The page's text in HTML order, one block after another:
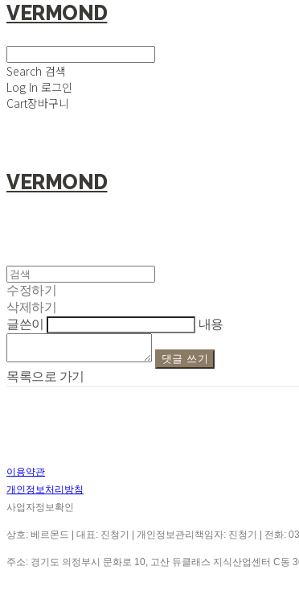
VERMOND
Search 검색
Log In 로그인
Cart장바구니
VERMOND
수정하기
삭제하기
글쓴이
내용
댓글 쓰기
목록으로 가기
이용약관
개인정보처리방침
사업자정보확인
상호: 베르몬드 | 대표: 진청기 | 개인정보관리책임자: 진청기 | 전화:
주소: 경기도 의정부시 문화로 10, 고산 듀클래스 지식산업센터 C동